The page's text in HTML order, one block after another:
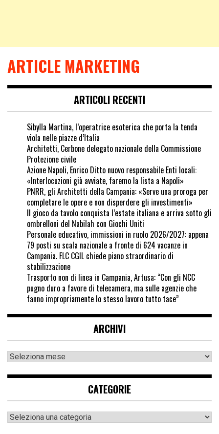
ARTICLE MARKETING
ARTICOLI RECENTI
Sibylla Martina, l’operatrice esoterica che porta la tenda
viola nelle piazze d’Italia
Architetti, Cerbone delegato nazionale della Commissione
Protezione civile
Azione Napoli, Enrico Ditto nuovo responsabile Enti locali:
«Interlocuzioni già avviate, faremo la lista a Napoli»
PNRR, gli Architetti della Campania: «Serve una proroga per
completare le opere e non disperdere gli investimenti»
Il gioco da tavolo conquista l’estate italiana e arriva sotto gli
ombrelloni del Nabilah con Giochi Uniti
Personale educativo, immissioni in ruolo 2026/2027: appena
79 posti su scala nazionale a fronte di 624 vacanze in
Campania. FLC CGIL chiede piano straordinario di
stabilizzazione
Trasporto non di linea in Campania, Artusa: “Con gli NCC
pugno duro a favore di telecamera, ma sulle agenzie che
fanno impropriamente lo stesso lavoro tutto tace”
ARCHIVI
CATEGORIE